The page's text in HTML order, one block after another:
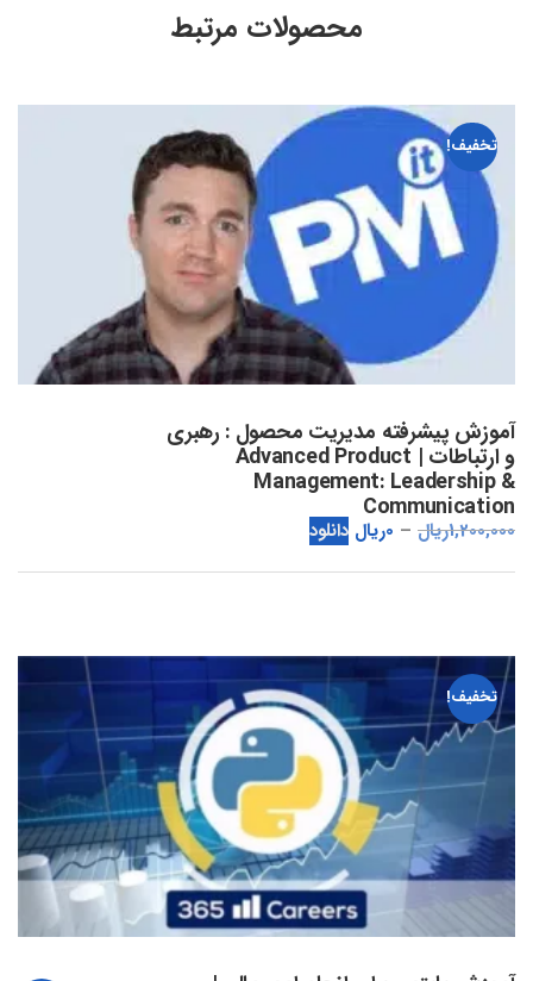
محصولات مرتبط
تخفیف!
آموزش پیشرفته مدیریت محصول : رهبری
و ارتباطات | Advanced Product
Management: Leadership &
Communication
1,200,000ریال 0ریال دانلود
تخفیف!